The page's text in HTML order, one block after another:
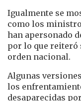
Igualmente se
como los
han apersonado
por lo que reiteró
orden nacional.
Algunas
los
desaparecidas